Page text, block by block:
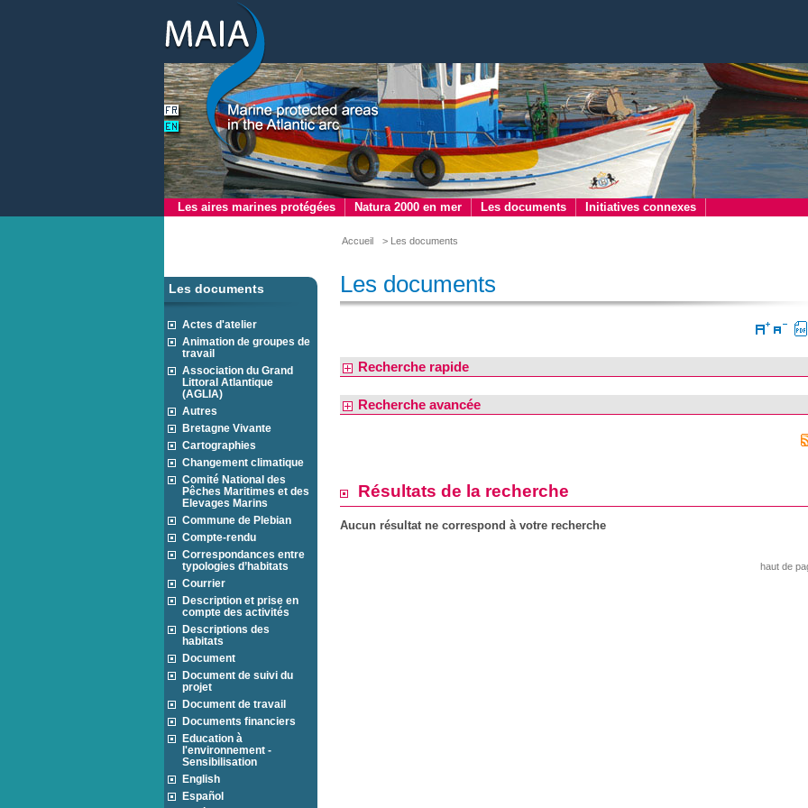
Les aires marines protégées Natura 2000 en mer Les documents Initiatives connexes
Accueil > Les documents
Les documents
Actes d'atelier
Animation de groupes de
travail
Association du Grand
Littoral Atlantique
(AGLIA)
Autres
Bretagne Vivante
Cartographies
Changement climatique
Comité National des
Pêches Maritimes et des
Elevages Marins
Commune de Plebian
Compte-rendu
Correspondances entre
typologies d’habitats
Courrier
Description et prise en
compte des activités
Descriptions des
habitats
Document
Document de suivi du
projet
Document de travail
Documents financiers
Education à
l'environnement -
Sensibilisation
English
Español
Les documents
Recherche rapide
Recherche avancée
Résultats de la recherche
Aucun résultat ne correspond à votre recherche
haut de